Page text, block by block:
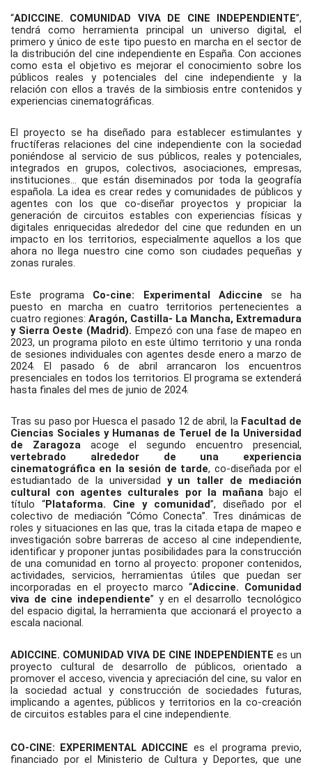
“ADICCINE. COMUNIDAD VIVA DE CINE INDEPENDIENTE”,
tendrá como herramienta principal un universo digital, el
primero y único de este tipo puesto en marcha en el sector de
la distribución del cine independiente en España. Con acciones
como esta el objetivo es mejorar el conocimiento sobre los
públicos reales y potenciales del cine independiente y la
relación con ellos a través de la simbiosis entre contenidos y
experiencias cinematográficas.
El proyecto se ha diseñado para establecer estimulantes y
fructíferas relaciones del cine independiente con la sociedad
poniéndose al servicio de sus públicos, reales y potenciales,
integrados en grupos, colectivos, asociaciones, empresas,
instituciones… que están diseminados por toda la geografía
española. La idea es crear redes y comunidades de públicos y
agentes con los que co-diseñar proyectos y propiciar la
generación de circuitos estables con experiencias físicas y
digitales enriquecidas alrededor del cine que redunden en un
impacto en los territorios, especialmente aquellos a los que
ahora no llega nuestro cine como son ciudades pequeñas y
zonas rurales.
Este programa Co-cine: Experimental Adiccine se ha
puesto en marcha en cuatro territorios pertenecientes a
cuatro regiones: Aragón, Castilla- La Mancha, Extremadura
y Sierra Oeste (Madrid). Empezó con una fase de mapeo en
2023, un programa piloto en este último territorio y una ronda
de sesiones individuales con agentes desde enero a marzo de
2024. El pasado 6 de abril arrancaron los encuentros
presenciales en todos los territorios. El programa se extenderá
hasta finales del mes de junio de 2024.
Tras su paso por Huesca el pasado 12 de abril, la Facultad de
Ciencias Sociales y Humanas de Teruel de la Universidad
de Zaragoza
vertebrado alrededor de una experiencia
cinematográfica en la sesión de tarde, co-diseñada por el
estudiantado de la universidad y un taller de mediación
cultural con agentes culturales por la mañana bajo el
título “Plataforma. Cine y comunidad”, diseñado por el
colectivo de mediación “Cómo Conecta”. Tres dinámicas de
roles y situaciones en las que, tras la citada etapa de mapeo e
investigación sobre barreras de acceso al cine independiente,
identificar y proponer juntas posibilidades para la construcción
de una comunidad en torno al proyecto: proponer contenidos,
actividades, servicios, herramientas útiles que puedan ser
incorporadas en el proyecto marco “Adiccine. Comunidad
viva de cine independiente” y en el desarrollo tecnológico
del espacio digital, la herramienta que accionará el proyecto a
escala nacional.
ADICCINE. COMUNIDAD VIVA DE CINE INDEPENDIENTE es un
proyecto cultural de desarrollo de públicos, orientado a
promover el acceso, vivencia y apreciación del cine, su valor en
la sociedad actual y construcción de sociedades futuras,
implicando a agentes, públicos y territorios en la co-creación
de circuitos estables para el cine independiente.
CO-CINE: EXPERIMENTAL ADICCINE es el programa previo,
financiado por el Ministerio de Cultura y Deportes, que une